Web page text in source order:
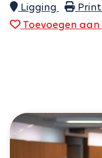
Ligging Print
Toevoegen aan